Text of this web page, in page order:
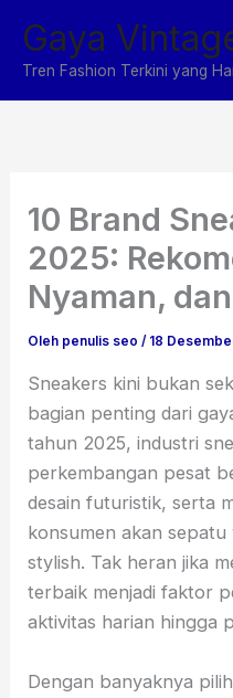
konten
Gaya
Tren Fashion Terkini yang
10 Brand
2025:
Nyaman,
Oleh penulis seo/ 18
Sneakers kini bukan
bagian penting dari
tahun 2025, industri
perkembangan pesat
desain futuristik, serta
konsumen akan
stylish. Tak heran jika
terbaik menjadi faktor
aktivitas harian hingga
Dengan banyaknya